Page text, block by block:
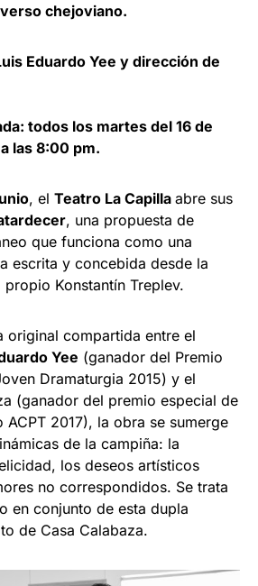
chejoviano.
Eduardo Yee y dirección de
todos los martes del 16 de
las 8:00 pm.
, el Teatro La Capilla abre sus
, una propuesta de
que funciona como una
escrita y concebida desde la
Konstantín Treplev.
original compartida entre el
Yee (ganador del Premio
Dramaturgia 2015) y el
(ganador del premio especial de
2017), la obra se sumerge
de la campiña: la
los deseos artísticos
no correspondidos. Se trata
en conjunto de esta dupla
de Casa Calabaza.